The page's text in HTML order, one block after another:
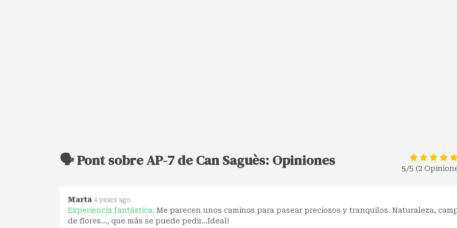
🗣️ Pont sobre AP-7 de Can Saguès: Opiniones 5/5 (2
Marta 4 years ago
Experiencia fantástica: Me parecen unos caminos para pasear preciosos y tranquilos. Naturaleza,
de flores..., que más se puede pedir...Ideal!